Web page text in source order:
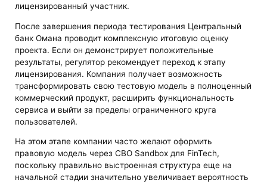
лицензированный участник.
После завершения периода тестирования Центральный
банк Омана проводит комплексную итоговую оценку
проекта. Если он демонстрирует положительные
результаты, регулятор рекомендует переход к этапу
лицензирования. Компания получает возможность
трансформировать свою тестовую модель в полноценный
коммерческий продукт, расширить функциональность
сервиса и выйти за пределы ограниченного круга
пользователей.
На этом этапе компании часто желают оформить
правовую модель через CBO Sandbox для FinTech,
поскольку правильно выстроенная структура еще на
начальной стадии значительно увеличивает вероятность